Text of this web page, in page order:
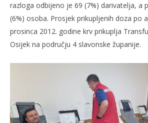
razloga odbijeno je 69 (7%) darivatelja, a
(6%) osoba. Prosjek prikupljenih doza po
prosinca 2012. godine krv prikuplja
Osijek na području 4 slavonske županije.